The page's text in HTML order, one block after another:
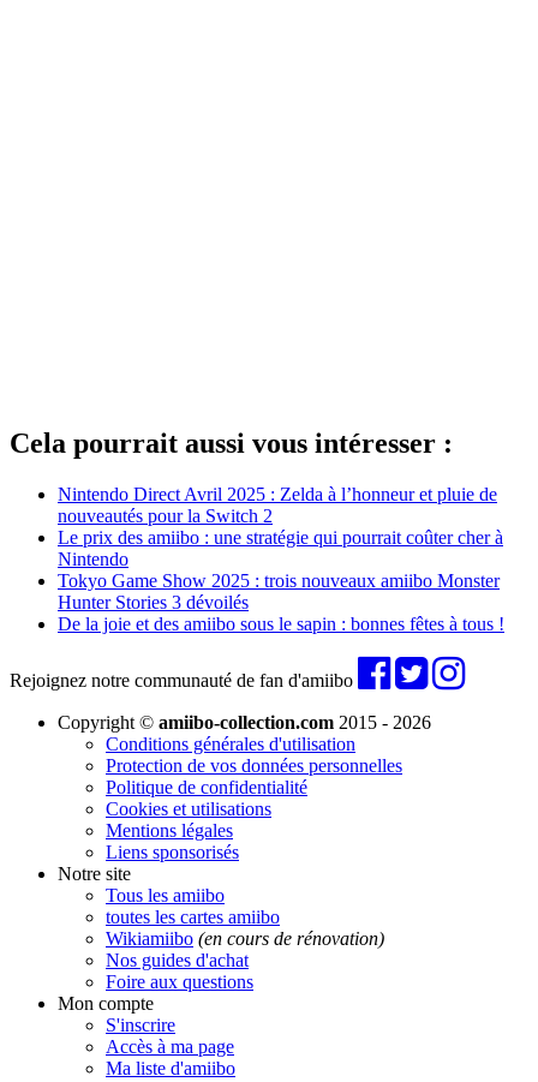
Cela pourrait aussi vous intéresser :
Nintendo Direct Avril 2025 : Zelda à l’honneur et pluie de
nouveautés pour la Switch 2
Le prix des amiibo : une stratégie qui pourrait coûter cher à
Nintendo
Tokyo Game Show 2025 : trois nouveaux amiibo Monster
Hunter Stories 3 dévoilés
De la joie et des amiibo sous le sapin : bonnes fêtes à tous !
Rejoignez notre communauté de fan d'amiibo
Copyright © amiibo-collection.com 2015 - 2026
Conditions générales d'utilisation
Protection de vos données personnelles
Politique de confidentialité
Cookies et utilisations
Mentions légales
Liens sponsorisés
Notre site
Tous les amiibo
toutes les cartes amiibo
Wikiamiibo (en cours de rénovation)
Nos guides d'achat
Foire aux questions
Mon compte
S'inscrire
Accès à ma page
Ma liste d'amiibo